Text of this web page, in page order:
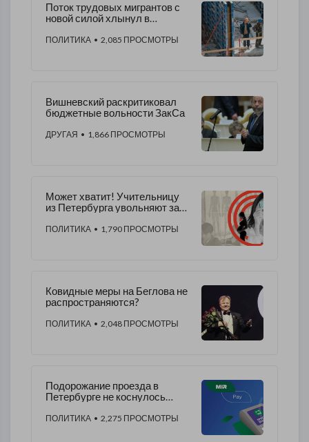
Поток трудовых мигрантов с
новой силой хлынул в
ПОЛИТИКА • 2,085 ПРОСМОТРЫ
Вишневский раскритиковал
бюджетные вольности ЗакСа
ДРУГАЯ • 1,866 ПРОСМОТРЫ
Может хватит! Учительницу
из Петербурга увольняют за
просвещении
ПОЛИТИКА • 1,790 ПРОСМОТРЫ
Ковидные меры на Беглова не
распространяются?
ПОЛИТИКА • 2,048 ПРОСМОТРЫ
Подорожание проезда в
Петербурге не коснулось
«Мир»
ПОЛИТИКА • 2,275 ПРОСМОТРЫ